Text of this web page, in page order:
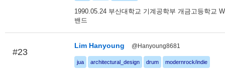
1990.05.24 부산대학교 기계공학부 개금고등학교
밴드
#23
Lim Hanyoung @Hanyoung8681
jua architectural_design drum modernrock/indie